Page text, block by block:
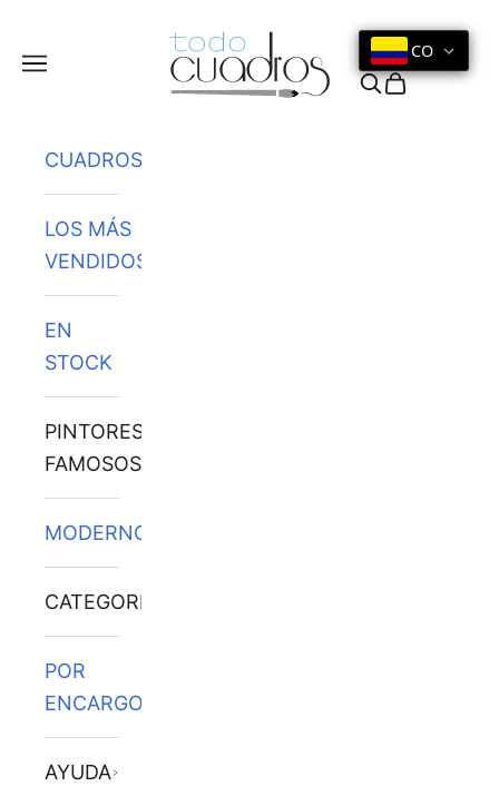
Menú
CO
Buscar
Cesta
CUADROS
LOS MÁS
VENDIDOS
EN
STOCK
PINTORES
FAMOSOS
MODERNOS
CATEGORÍAS
POR
ENCARGO
AYUDA